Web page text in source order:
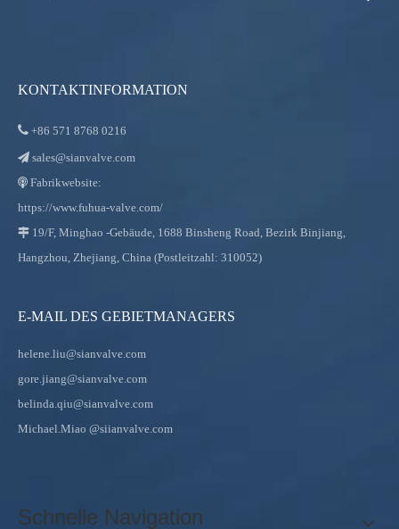
KONTAKTINFORMATION
 +86 571 8768 0216
 sales@sianvalve.com
 Fabrikwebsite:
https://www.fuhua-valve.com/
 19/F, Minghao -Gebäude, 1688 Binsheng Road, Bezirk Binjiang,
Hangzhou, Zhejiang, China (Postleitzahl: 310052)
E-MAIL DES GEBIETMANAGERS
helene.liu@sianvalve.com
gore.jiang@sianvalve.com
belinda.qiu@sianvalve.com
Michael.Miao @siianvalve.com
Schnelle Navigation